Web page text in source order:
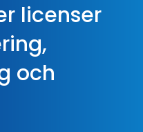
licenser
och